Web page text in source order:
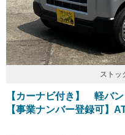
ストッ
【カーナビ付き】 軽バ
【事業ナンバー登録可】